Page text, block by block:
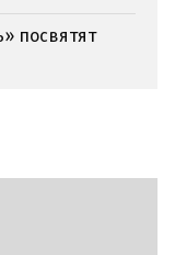
посвятят